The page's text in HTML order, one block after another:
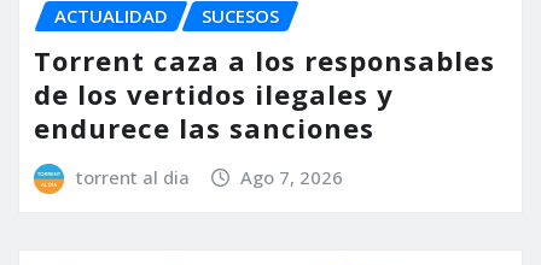
ACTUALIDAD SUCESOS
Torrent caza a los responsables
de los vertidos ilegales y
endurece las sanciones
torrent al dia Ago 7, 2026